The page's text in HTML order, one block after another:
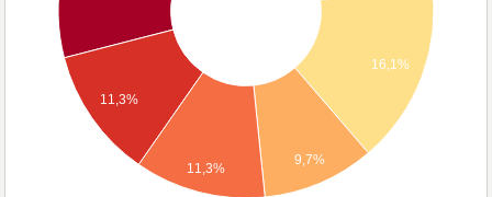
16,1%
9,7%
11,3%
11,3%